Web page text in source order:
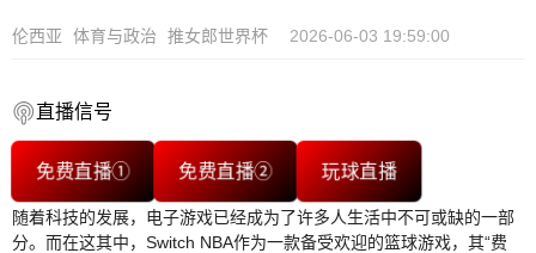
伦西亚 体育与政治 推女郎世界杯 2026-06-03 19:59:00
直播信号
免费直播① 免费直播② 玩球直播
随着科技的发展，电子游戏已经成为了许多人生活中不可或缺的一部
分。而在这其中，Switch NBA作为一款备受欢迎的篮球游戏，其“费